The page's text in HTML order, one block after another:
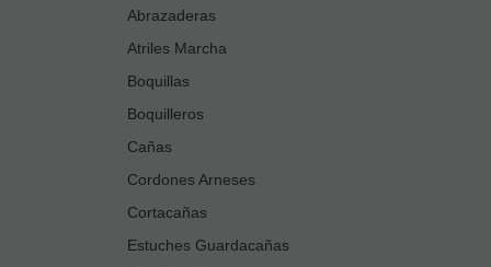
Abrazaderas
Atriles Marcha
Boquillas
Boquilleros
Cañas
Cordones Arneses
Cortacañas
Estuches Guardacañas